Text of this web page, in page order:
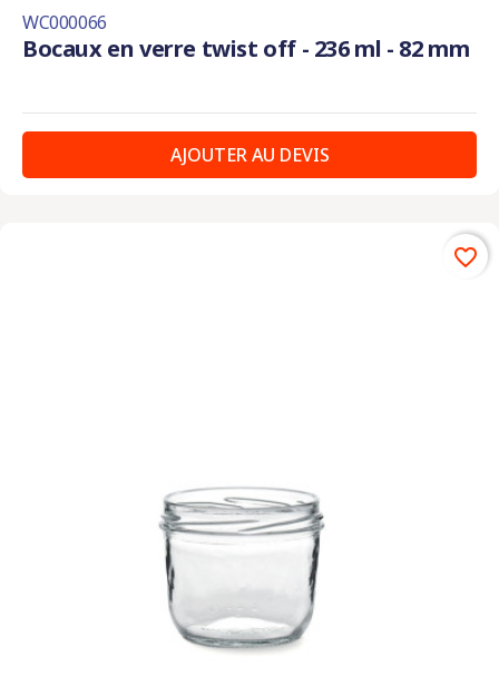
WC000066
Bocaux en verre twist off - 236 ml - 82 mm
AJOUTER AU DEVIS
favorite_border